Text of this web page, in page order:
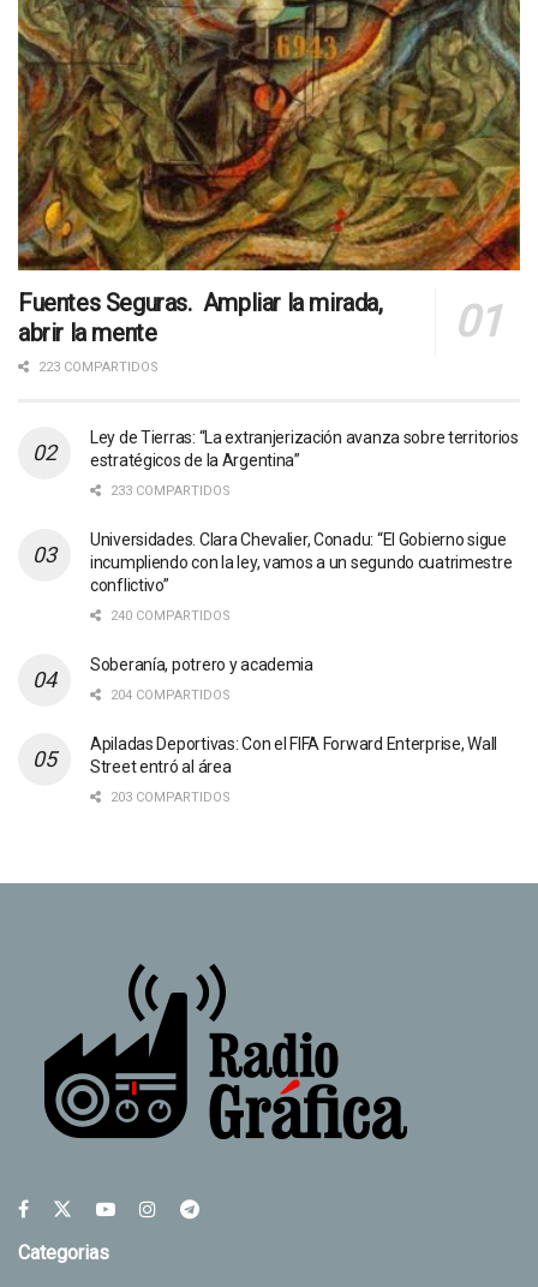
Fuentes Seguras. Ampliar la mirada,
abrir la mente
223 COMPARTIDOS
Ley de Tierras: “La extranjerización avanza sobre territorios
estratégicos de la Argentina”
233 COMPARTIDOS
Universidades. Clara Chevalier, Conadu: “El Gobierno sigue
incumpliendo con la ley, vamos a un segundo cuatrimestre
conflictivo”
240 COMPARTIDOS
Soberanía, potrero y academia
204 COMPARTIDOS
Apiladas Deportivas: Con el FIFA Forward Enterprise, Wall
Street entró al área
203 COMPARTIDOS
Categorias